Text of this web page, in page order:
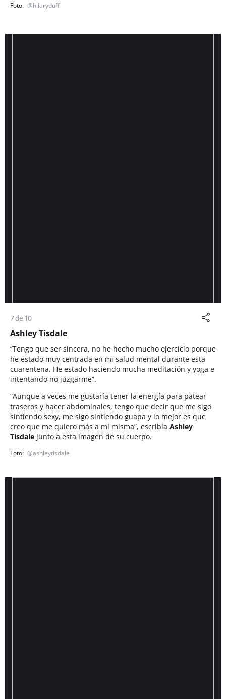
@hilaryduff
7 de 10
Ashley Tisdale
“Tengo que ser sincera, no he hecho mucho ejercicio porque
he estado muy centrada en mi salud mental durante esta
cuarentena. He estado haciendo mucha meditación y yoga e
intentando no juzgarme”.
“Aunque a veces me gustaría tener la energía para patear
traseros y hacer abdominales, tengo que decir que me sigo
sintiendo sexy, me sigo sintiendo guapa y lo mejor es que
creo que me quiero más a mí misma”, escribía Ashley
Tisdale junto a esta imagen de su cuerpo.
@ashleytisdale